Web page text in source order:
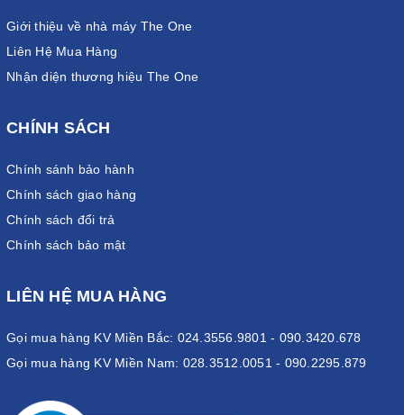
Giới thiệu về nhà máy The One
Liên Hệ Mua Hàng
Nhận diện thương hiệu The One
CHÍNH SÁCH
Chính sánh bảo hành
Chính sách giao hàng
Chính sách đổi trả
Chính sách bảo mật
LIÊN HỆ MUA HÀNG
Gọi mua hàng KV Miền Bắc: 024.3556.9801 - 090.3420.678
Gọi mua hàng KV Miền Nam: 028.3512.0051 - 090.2295.879